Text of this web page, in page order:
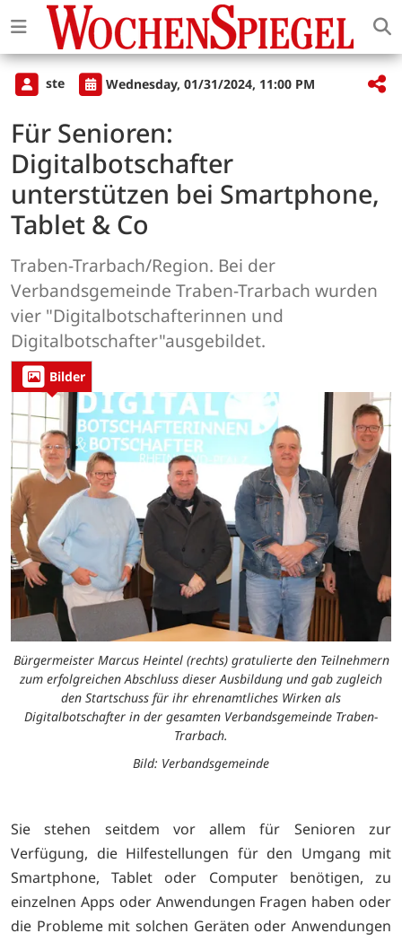
ste Wednesday, 01/31/2024, 11:00 PM
Für Senioren:
Digitalbotschafter
unterstützen bei Smartphone,
Tablet & Co
Traben-Trarbach/Region. Bei der
Verbandsgemeinde Traben-Trarbach wurden
vier "Digitalbotschafterinnen und
Digitalbotschafter"ausgebildet.
Bilder
Bürgermeister Marcus Heintel (rechts) gratulierte den Teilnehmern
zum erfolgreichen Abschluss dieser Ausbildung und gab zugleich
den Startschuss für ihr ehrenamtliches Wirken als
Digitalbotschafter in der gesamten Verbandsgemeinde Traben-
Trarbach.
Bild: Verbandsgemeinde
Sie stehen seitdem vor allem für Senioren zur
Verfügung, die Hilfestellungen für den Umgang mit
Smartphone, Tablet oder Computer benötigen, zu
einzelnen Apps oder Anwendungen Fragen haben oder
die Probleme mit solchen Geräten oder Anwendungen